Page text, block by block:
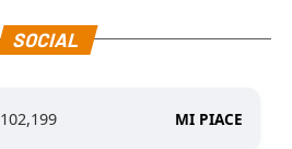
SOCIAL
102,199 MI PIACE